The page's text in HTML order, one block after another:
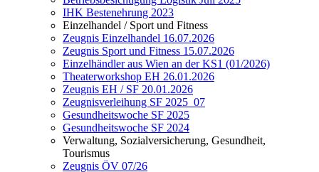
IHK Bestenehrung 2023
Einzelhandel / Sport und Fitness
Zeugnis Einzelhandel 16.07.2026
Zeugnis Sport und Fitness 15.07.2026
Einzelhändler aus Wien an der KS1 (01/2026)
Theaterworkshop EH 26.01.2026
Zeugnis EH / SF 20.01.2026
Zeugnisverleihung SF 2025_07
Gesundheitswoche SF 2025
Gesundheitswoche SF 2024
Verwaltung, Sozialversicherung, Gesundheit,
Tourismus
Zeugnis ÖV 07/26